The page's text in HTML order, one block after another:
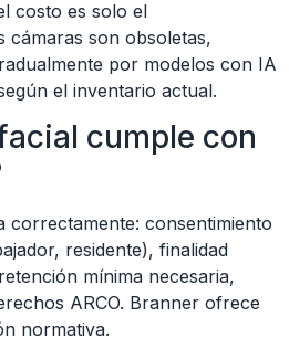
costo es solo el
cámaras son obsoletas,
por modelos con IA
el inventario actual.
cumple con
correctamente: consentimiento
residente), finalidad
mínima necesaria,
ARCO. Branner ofrece
normativa.